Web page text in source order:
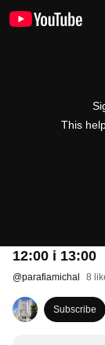
This
12:00 i 13:00
@parafiamichal 8
Subscribe